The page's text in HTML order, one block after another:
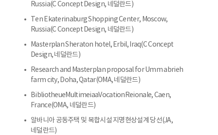
Russia(C Concept Design, 네덜란드)
Ten Ekaterinaburg Shopping Center, Moscow,
Russia(C Concept Design, 네덜란드)
Masterplan Sheraton hotel, Erbil, Iraq(C Concept
Design, 네덜란드)
Research and Masterplan proposal for Umm abrieh
farm city, Doha, Qatar(OMA, 네덜란드)
BibliotheueMultimeiaaVocationReionale, Caen,
France(OMA, 네덜란드)
알바니아 공동주택 및 복합시설 지명현상설계 당선(JA,
네덜란드)